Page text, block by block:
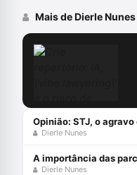
Mais de Dierle Nunes
Dierle Nunes
Dierle Nunes